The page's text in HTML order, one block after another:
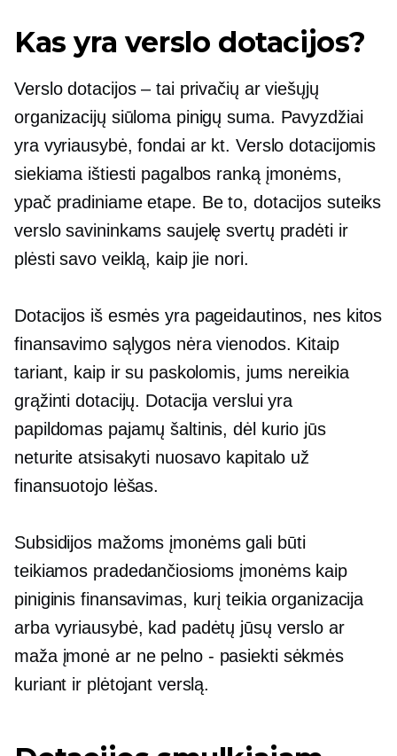
Kas yra verslo dotacijos?
Verslo dotacijos – tai privačių ar viešųjų
organizacijų siūloma pinigų suma. Pavyzdžiai
yra vyriausybė, fondai ar kt. Verslo dotacijomis
siekiama ištiesti pagalbos ranką įmonėms,
ypač pradiniame etape. Be to, dotacijos suteiks
verslo savininkams saujelę svertų pradėti ir
plėsti savo veiklą, kaip jie nori.
Dotacijos iš esmės yra pageidautinos, nes kitos
finansavimo sąlygos nėra vienodos. Kitaip
tariant, kaip ir su paskolomis, jums nereikia
grąžinti dotacijų. Dotacija verslui yra
papildomas pajamų šaltinis, dėl kurio jūs
neturite atsisakyti nuosavo kapitalo už
finansuotojo lėšas.
Subsidijos mažoms įmonėms gali būti
teikiamos pradedančiosioms įmonėms kaip
piniginis finansavimas, kurį teikia organizacija
arba vyriausybė, kad padėtų jūsų verslo ar
maža įmonė ar ne pelno - pasiekti sėkmės
kuriant ir plėtojant verslą.